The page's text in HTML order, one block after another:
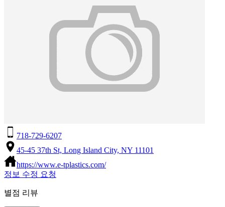
718-729-6207
45-45 37th St, Long Island City, NY 11101
https://www.e-tplastics.com/
정보 수정 요청
별점 리뷰